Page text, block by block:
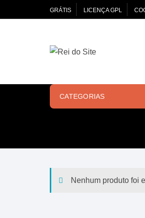
para
GRÁTIS LICENÇA GPL
CATEGORIAS
Nenhum produto foi